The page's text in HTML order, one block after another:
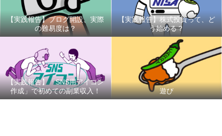
【実践報告】ブログ開設、実際
の難易度は？
【実践報告】株式投資って、ど
う始める？
【実践報告】「SNS用アイコン
作成」で初めての副業収入！
遊び